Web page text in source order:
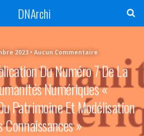
DNArchi
2023 • Aucun Commentaire
Du Numéro 7 De La
Numériques «
Patrimoine Et Modélisation
Connaissances »